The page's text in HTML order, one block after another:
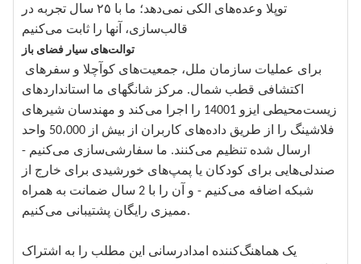
توپلا وعده‌های الکی نمی‌دهد؛ ما با ۲۵ سال تجربه در
قالب‌سازی، آنها را ثابت می‌کنیم
توالت‌های سیار فضای باز
اکتشافی قطب شمال. مرکز شانگهای ما استانداردهای
زیست‌محیطی ایزو 14001 را اجرا می‌کند و مهندسان شیرهای
فلاشینگ را از طریق داده‌های کاربران از بیش از 50،000 واحد
ارسال شده تنظیم می‌کنند. ما سفارشی‌سازی می‌کنیم -
صندلی‌هایی برای کودکان یا پمپ‌های خورشیدی برای خارج از
شبکه اضافه می‌کنیم - و آن را با 2 سال ضمانت به همراه
ممیزی رایگان پشتیبانی می‌کنیم.
یک هماهنگ‌کننده امدادرسانی این مطلب را به اشتراک